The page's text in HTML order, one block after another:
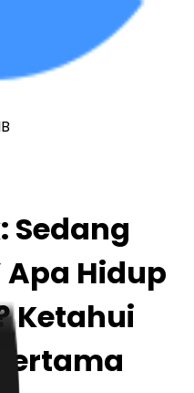
Sedang
Apa Hidup
Ketahui